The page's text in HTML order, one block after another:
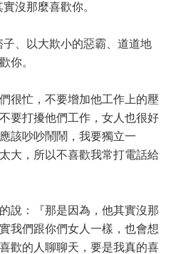
沒那麼喜歡你。
、以大欺小的惡霸、道道地
你。
很忙，不要增加他工作上的壓
要打擾他們工作，女人也很好
該吵吵鬧鬧，我要獨立一
大，所以不喜歡我常打電話給
說：『那是因為，他其實沒那
我們跟你們女人一樣，也會想
歡的人聊聊天，要是我真的喜